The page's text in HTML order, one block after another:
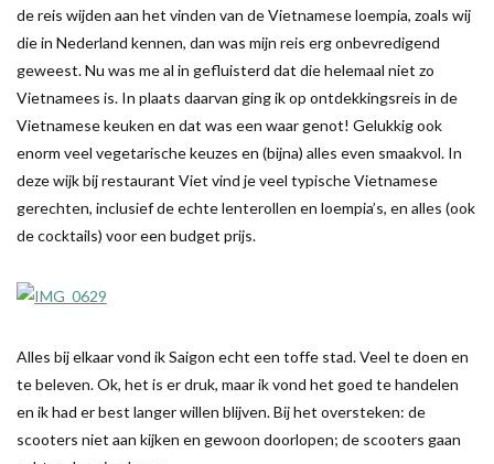
de reis wijden aan het vinden van de Vietnamese loempia, zoals wij
die in Nederland kennen, dan was mijn reis erg onbevredigend
geweest. Nu was me al in gefluisterd dat die helemaal niet zo
Vietnamees is. In plaats daarvan ging ik op ontdekkingsreis in de
Vietnamese keuken en dat was een waar genot! Gelukkig ook
enorm veel vegetarische keuzes en (bijna) alles even smaakvol. In
deze wijk bij restaurant Viet vind je veel typische Vietnamese
gerechten, inclusief de echte lenterollen en loempia’s, en alles (ook
de cocktails) voor een budget prijs.
Alles bij elkaar vond ik Saigon echt een toffe stad. Veel te doen en
te beleven. Ok, het is er druk, maar ik vond het goed te handelen
en ik had er best langer willen blijven. Bij het oversteken: de
scooters niet aan kijken en gewoon doorlopen; de scooters gaan